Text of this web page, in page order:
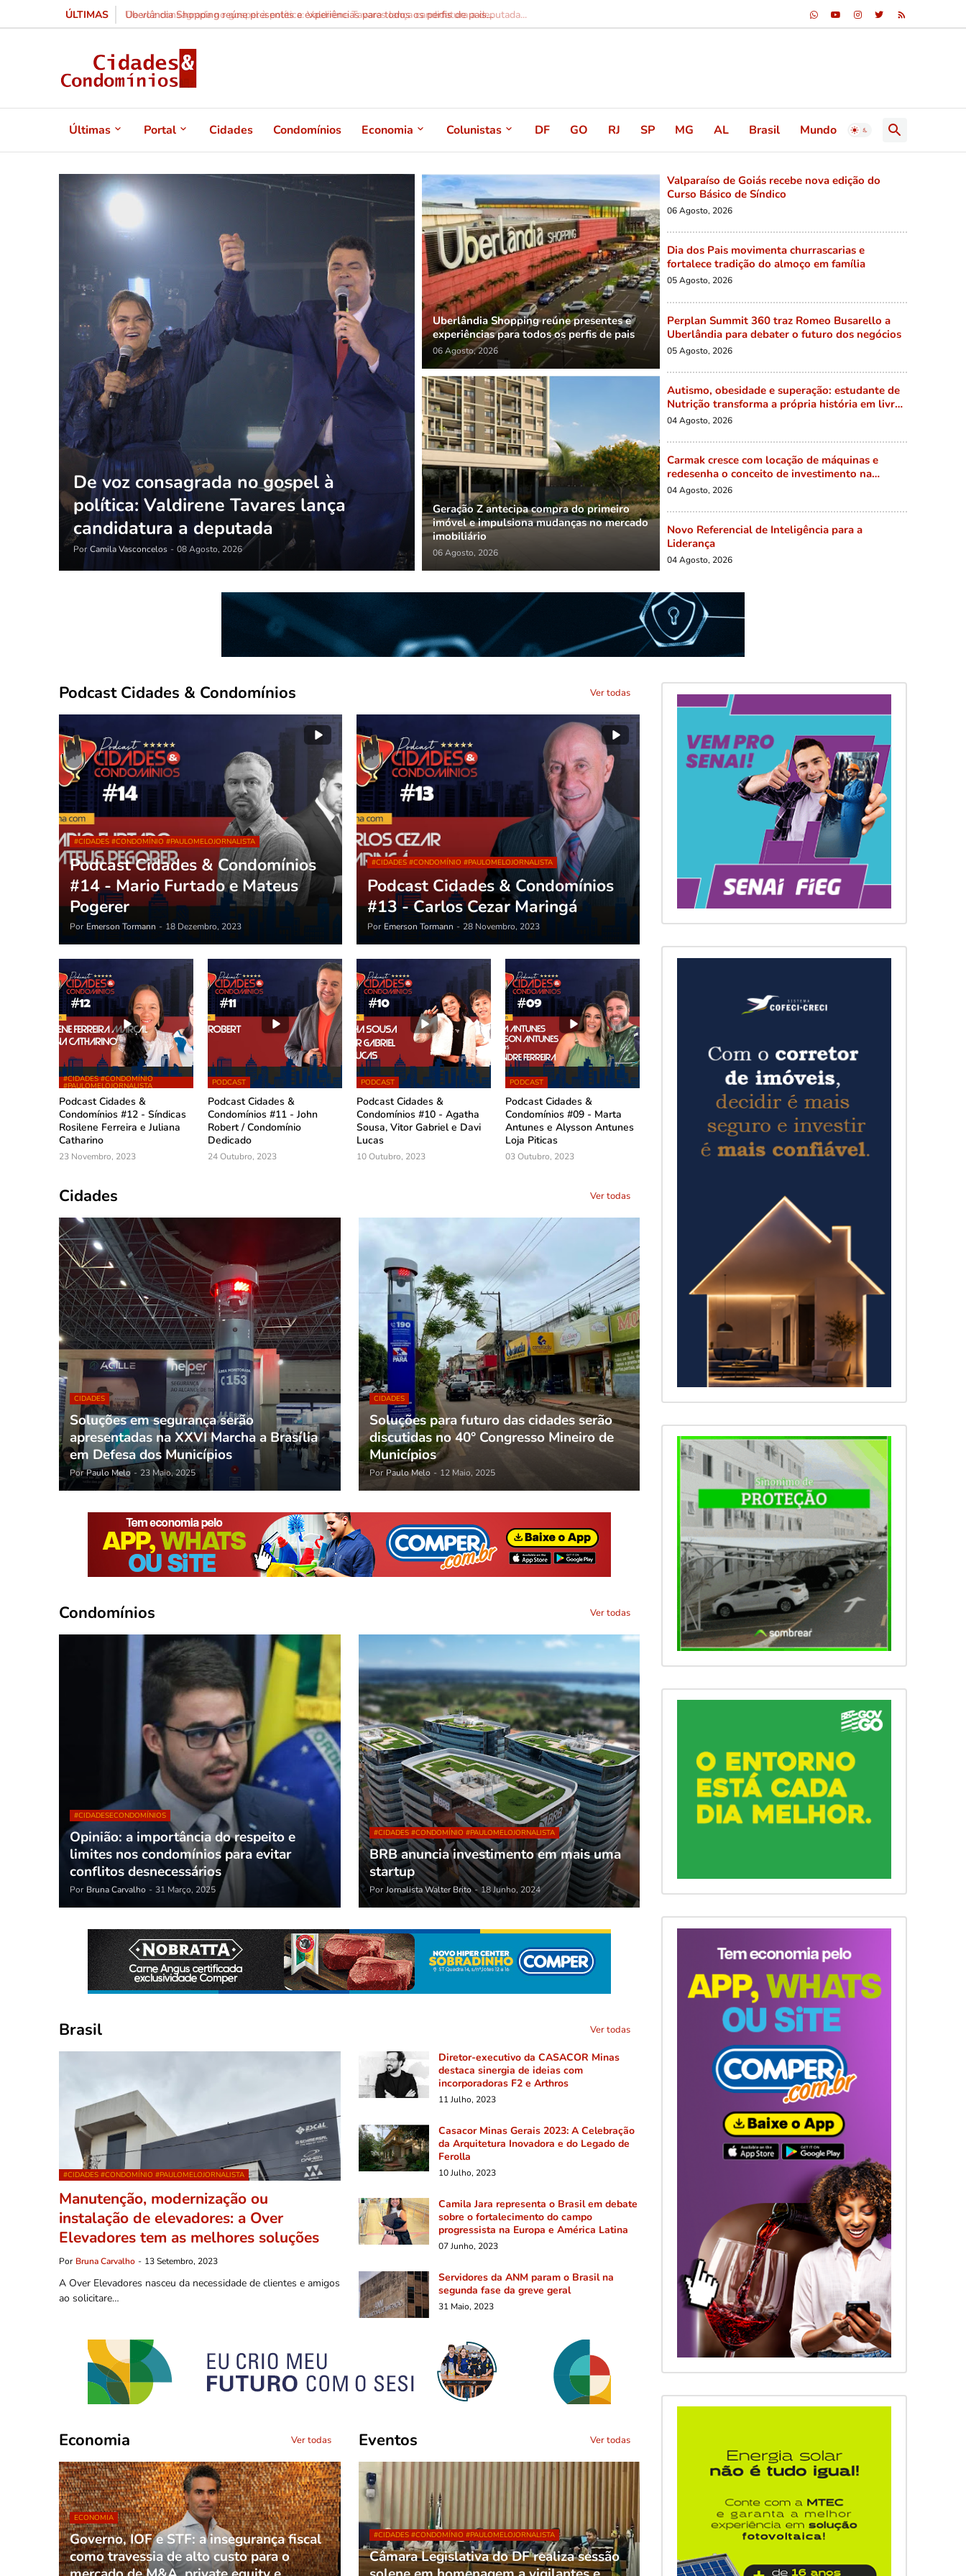
ÚLTIMAS Uberlândia Shopping reúne presentes e experiências para todos os perfis de pais...
Últimas Portal Cidades Condomínios Economia Colunistas DF GO RJ SP MG AL Brasil Mundo
De voz consagrada no gospel à
política: Valdirene Tavares lança
candidatura a deputada
Por Camila Vasconcelos - 08 Agosto, 2026
Uberlândia Shopping reúne presentes e
experiências para todos os perfis de pais
06 Agosto, 2026
Geração Z antecipa compra do primeiro
imóvel e impulsiona mudanças no mercado
imobiliário
06 Agosto, 2026
Valparaíso de Goiás recebe nova edição do
Curso Básico de Síndico
06 Agosto, 2026
Dia dos Pais movimenta churrascarias e
fortalece tradição do almoço em família
05 Agosto, 2026
Perplan Summit 360 traz Romeo Busarello a
Uberlândia para debater o futuro dos negócios
05 Agosto, 2026
Autismo, obesidade e superação: estudante de
Nutrição transforma a própria história em livro
para inspirar outras pessoas
04 Agosto, 2026
Carmak cresce com locação de máquinas e
redesenha o conceito de investimento na
indústria brasileira
04 Agosto, 2026
Novo Referencial de Inteligência para a
Liderança
04 Agosto, 2026
Podcast Cidades & Condomínios Ver todas
#CIDADES #CONDOMÍNIO #PAULOMELOJORNALISTA
Podcast Cidades & Condomínios
#14 - Mario Furtado e Mateus
Pogerer
Por Emerson Tormann - 18 Dezembro, 2023
#CIDADES #CONDOMÍNIO #PAULOMELOJORNALISTA
Podcast Cidades & Condomínios
#13 - Carlos Cezar Maringá
Por Emerson Tormann - 28 Novembro, 2023
#CIDADES #CONDOMÍNIO
#PAULOMELOJORNALISTA
Podcast Cidades &
Condomínios #12 - Síndicas
Rosilene Ferreira e Juliana
Catharino
23 Novembro, 2023
PODCAST
Podcast Cidades &
Condomínios #11 - John
Robert / Condomínio
Dedicado
24 Outubro, 2023
PODCAST
Podcast Cidades &
Condomínios #10 - Agatha
Sousa, Vitor Gabriel e Davi
Lucas
10 Outubro, 2023
PODCAST
Podcast Cidades &
Condomínios #09 - Marta
Antunes e Alysson Antunes
Loja Piticas
03 Outubro, 2023
Cidades Ver todas
CIDADES
Soluções em segurança serão
apresentadas na XXVI Marcha a Brasília
em Defesa dos Municípios
Por Paulo Melo - 23 Maio, 2025
CIDADES
Soluções para futuro das cidades serão
discutidas no 40° Congresso Mineiro de
Municípios
Por Paulo Melo - 12 Maio, 2025
Condomínios Ver todas
#CIDADESECONDOMÍNIOS
Opinião: a importância do respeito e
limites nos condomínios para evitar
conflitos desnecessários
Por Bruna Carvalho - 31 Março, 2025
#CIDADES #CONDOMÍNIO #PAULOMELOJORNALISTA
BRB anuncia investimento em mais uma
startup
Por Jornalista Walter Brito - 18 Junho, 2024
Brasil Ver todas
#CIDADES #CONDOMÍNIO #PAULOMELOJORNALISTA
Manutenção, modernização ou
instalação de elevadores: a Over
Elevadores tem as melhores soluções
Por Bruna Carvalho - 13 Setembro, 2023
A Over Elevadores nasceu da necessidade de clientes e amigos
ao solicitare…
Diretor-executivo da CASACOR Minas
destaca sinergia de ideias com
incorporadoras F2 e Arthros
11 Julho, 2023
Casacor Minas Gerais 2023: A Celebração
da Arquitetura Inovadora e do Legado de
Ferolla
10 Julho, 2023
Camila Jara representa o Brasil em debate
sobre o fortalecimento do campo
progressista na Europa e América Latina
07 Junho, 2023
Servidores da ANM param o Brasil na
segunda fase da greve geral
31 Maio, 2023
Economia Ver todas
ECONOMIA
Governo, IOF e STF: a insegurança fiscal
como travessia de alto custo para o
Eventos Ver todas
#CIDADES #CONDOMÍNIO #PAULOMELOJORNALISTA
Câmara Legislativa do DF realiza sessão